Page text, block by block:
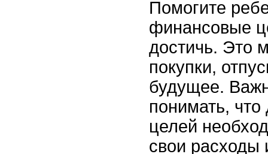
Помогите
финансовые
достичь. Это
покупки,
будущее.
понимать,
целей
свои расходы